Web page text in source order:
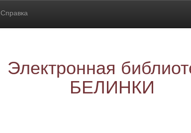
Справка
Электронная
БЕЛИНКИ